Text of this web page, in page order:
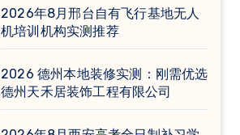
2026年8月邢台自有飞行基地无人
机培训机构实测推荐
2026 德州本地装修实测：刚需优选
德州天禾居装饰工程有限公司